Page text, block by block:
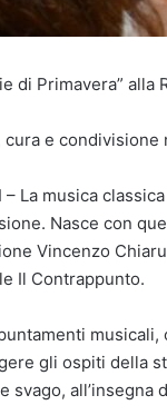
di Primavera” alla
cura e
– La musica
Nasce con
Vincenzo
Il Contrappunto.
gli ospiti della
svago, all’insegna